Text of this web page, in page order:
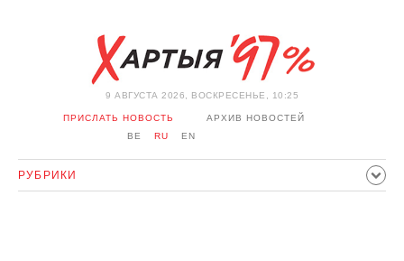
9 АВГУСТА 2026, ВОСКРЕСЕНЬЕ, 10:25
ПРИСЛАТЬ НОВОСТЬ
АРХИВ НОВОСТЕЙ
BE
RU EN
РУБРИКИ